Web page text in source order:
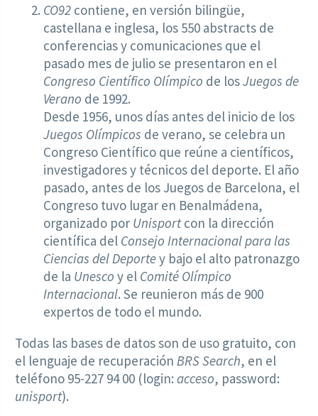
CO92 contiene, en versión bilingüe,
castellana e inglesa, los 550 abstracts de
conferencias y comunicaciones que el
pasado mes de julio se presentaron en el
Congreso Científico Olímpico de losJuegos de
Verano de 1992.
Desde 1956, unos días antes del inicio de los
Juegos Olímpicos de verano, se celebra un
Congreso Científico que reúne a científicos,
investigadores y técnicos del deporte. El año
pasado, antes de los Juegos de Barcelona, el
Congreso tuvo lugar en Benalmádena,
organizado por Unisportcon la dirección
científica del Consejo Internacional para las
Ciencias del Deportey bajo el alto patronazgo
de la Unesco y el Comité Olímpico
Internacional. Se reunieron más de 900
expertos de todo el mundo.
Todas las bases de datos son de uso gratuito, con
el lenguaje de recuperación BRS Search, en el
teléfono 95-227 94 00 (login: acceso, password:
unisport).